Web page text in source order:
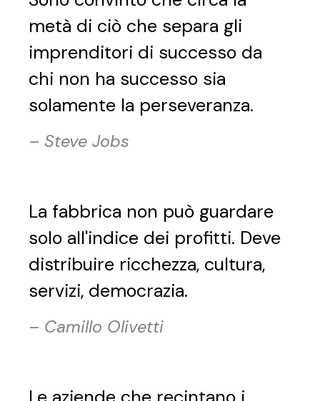
metà di ciò che separa gli
imprenditori di successo da
chi non ha successo sia
solamente la perseveranza.
– Steve Jobs
La fabbrica non può guardare
solo all'indice dei profitti. Deve
distribuire ricchezza, cultura,
servizi, democrazia.
– Camillo Olivetti